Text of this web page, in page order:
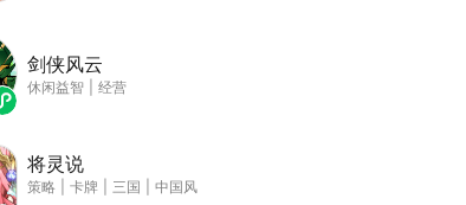
剑侠风云
休闲益智 经营
将灵说
策略 卡牌 三国
中国风